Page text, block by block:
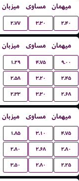
میزبان مساوی میهمان
۲.۷۷ ۳.۳۰ ۲.۴۰
میزبان مساوی میهمان
۱.۲۹ ۴.۷۵ ۹.۰۰
۲.۵۸ ۳.۲۰ ۲.۴۵
۲.۳۳ ۳.۳۰ ۲.۶۸
میزبان مساوی میهمان
۱.۸۵ ۳.۱۰ ۴.۷۵
۲.۸۰ ۲.۶۸ ۲.۸۰
۳.۵۰ ۲.۸۰ ۲.۲۵